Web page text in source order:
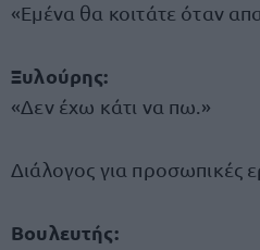
«Εμένα θα κοιτάτε όταν
Ξυλούρης:
«Δεν έχω κάτι να πω.»
Διάλογος για προσωπικές
Βουλευτής: